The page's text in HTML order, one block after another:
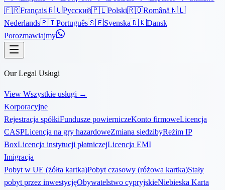
🇫🇷Français🇷🇺Русский🇵🇱Polski🇷🇴Română🇳🇱
Nederlands🇵🇹Português🇸🇪Svenska🇩🇰Dansk
Porozmawiajmy
Our Legal Usługi
View Wszystkie usługi →
Korporacyjne
Rejestracja spółkiFundusze powierniczeKonto firmoweLicencja
CASPLicencja na gry hazardoweZmiana siedzibyReżim IP
BoxLicencja instytucji płatniczejLicencja EMI
Imigracja
Pobyt w UE (żółta kartka)Pobyt czasowy (różowa kartka)Stały
pobyt przez inwestycjęObywatelstwo cypryjskieNiebieska Karta